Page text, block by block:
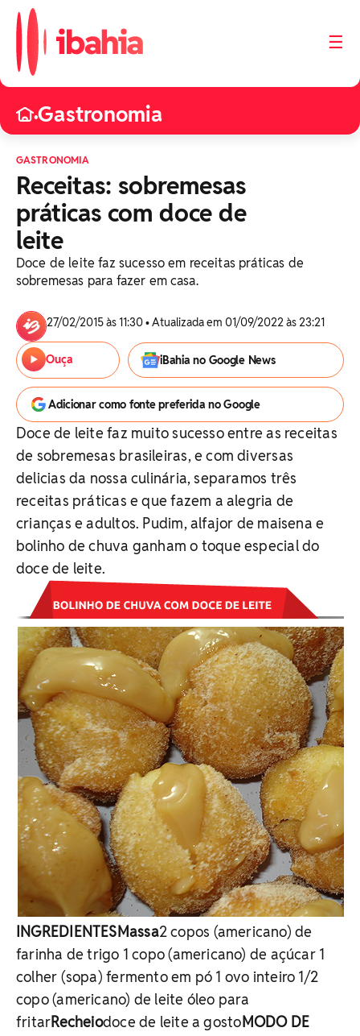
☰
•Gastronomia
GASTRONOMIA
Receitas: sobremesas
práticas com doce de
leite
Doce de leite faz sucesso em receitas práticas de
sobremesas para fazer em casa.
27/02/2015 às 11:30 • Atualizada em 01/09/2022 às 23:21
Ouça iBahia no Google News
Adicionar como fonte preferida no Google
Doce de leite faz muito sucesso entre as receitas
de sobremesas brasileiras, e com diversas
delicias da nossa culinária, separamos três
receitas práticas e que fazem a alegria de
crianças e adultos. Pudim, alfajor de maisena e
bolinho de chuva ganham o toque especial do
doce de leite.
INGREDIENTESMassa2 copos (americano) de
farinha de trigo 1 copo (americano) de açúcar 1
colher (sopa) fermento em pó 1 ovo inteiro 1/2
copo (americano) de leite óleo para
fritarRecheiodoce de leite a gostoMODO DE